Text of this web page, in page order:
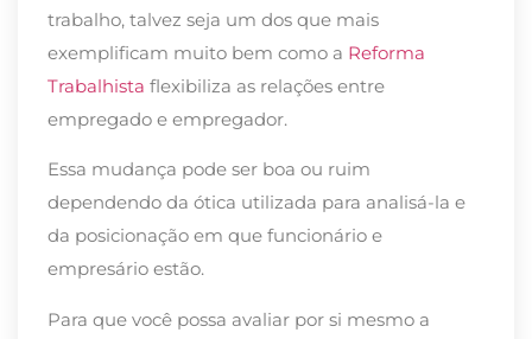
trabalho, talvez seja um dos que mais
exemplificam muito bem como a Reforma
Trabalhista flexibiliza as relações entre
empregado e empregador.
Essa mudança pode ser boa ou ruim
dependendo da ótica utilizada para analisá-la e
da posicionação em que funcionário e
empresário estão.
Para que você possa avaliar por si mesmo a